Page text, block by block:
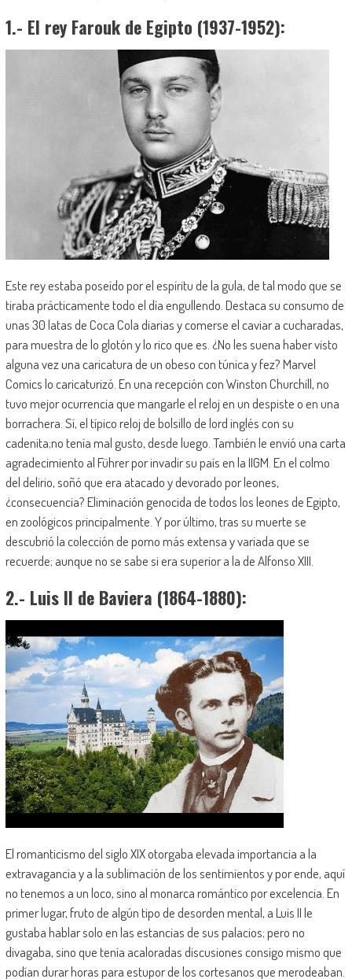
1.- El rey Farouk de Egipto (1937-1952):
Este rey estaba poseído por el espíritu de la gula, de tal modo que se
tiraba prácticamente todo el día engullendo. Destaca su consumo de
unas 30 latas de Coca Cola diarias y comerse el caviar a cucharadas,
para muestra de lo glotón y lo rico que es. ¿No les suena haber visto
alguna vez una caricatura de un obeso con túnica y fez? Marvel
Comics lo caricaturizó. En una recepción con Winston Churchill, no
tuvo mejor ocurrencia que mangarle el reloj en un despiste o en una
borrachera. Sí, el típico reloj de bolsillo de lord inglés con su
cadenita;no tenía mal gusto, desde luego. También le envió una carta
agradecimiento al Führer por invadir su país en la IIGM. En el colmo
del delirio, soñó que era atacado y devorado por leones,
¿consecuencia? Eliminación genocida de todos los leones de Egipto,
en zoológicos principalmente. Y por último, tras su muerte se
descubrió la colección de porno más extensa y variada que se
recuerde; aunque no se sabe si era superior a la de Alfonso XIII.
2.- Luis II de Baviera (1864-1880):
El romanticismo del siglo XIX otorgaba elevada importancia a la
extravagancia y a la sublimación de los sentimientos y por ende, aquí
no tenemos a un loco, sino al monarca romántico por excelencia. En
primer lugar, fruto de algún tipo de desorden mental, a Luis II le
gustaba hablar solo en las estancias de sus palacios; pero no
divagaba, sino que tenía acaloradas discusiones consigo mismo que
podían durar horas para estupor de los cortesanos que merodeaban.